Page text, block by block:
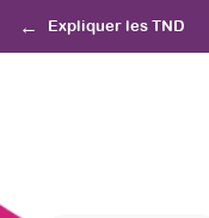
Expliquer les TND